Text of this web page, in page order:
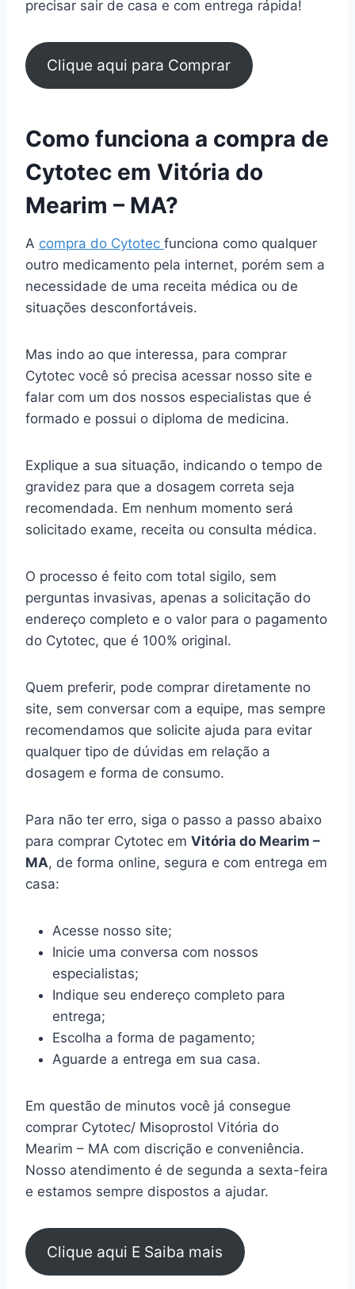
precisar sair de casa e com entrega rápida!
Clique aqui para Comprar
Como funciona a compra de
Cytotec em Vitória do
Mearim – MA?
A compra do Cytotec funciona como qualquer
outro medicamento pela internet, porém sem a
necessidade de uma receita médica ou de
situações desconfortáveis.
Mas indo ao que interessa, para comprar
Cytotec você só precisa acessar nosso site e
falar com um dos nossos especialistas que é
formado e possui o diploma de medicina.
Explique a sua situação, indicando o tempo de
gravidez para que a dosagem correta seja
recomendada. Em nenhum momento será
solicitado exame, receita ou consulta médica.
O processo é feito com total sigilo, sem
perguntas invasivas, apenas a solicitação do
endereço completo e o valor para o pagamento
do Cytotec, que é 100% original.
Quem preferir, pode comprar diretamente no
site, sem conversar com a equipe, mas sempre
recomendamos que solicite ajuda para evitar
qualquer tipo de dúvidas em relação a
dosagem e forma de consumo.
Para não ter erro, siga o passo a passo abaixo
para comprar Cytotec em Vitória do Mearim –
MA, de forma online, segura e com entrega em
casa:
Acesse nosso site;
Inicie uma conversa com nossos
especialistas;
Indique seu endereço completo para
entrega;
Escolha a forma de pagamento;
Aguarde a entrega em sua casa.
Em questão de minutos você já consegue
comprar Cytotec/ Misoprostol Vitória do
Mearim – MA com discrição e conveniência.
Nosso atendimento é de segunda a sexta-feira
e estamos sempre dispostos a ajudar.
Clique aqui E Saiba mais